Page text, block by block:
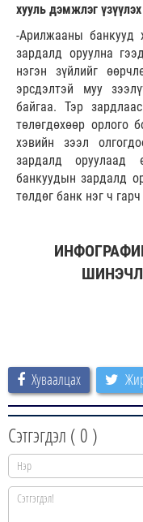
хууль дэмжлэг үзүүлэх
-Арилжааны банкууд
зардалд оруулна
нэгэн зүйлийг
эрсдэлтэй муу
байгаа. Тэр
төлөгдөхөөр орлого
хэвийн зээл
зардалд оруулаад
банкуудын зардалд
төлдөг банк нэг ч гарч
Хуваалцах
Сэтгэгдэл ( 0 )